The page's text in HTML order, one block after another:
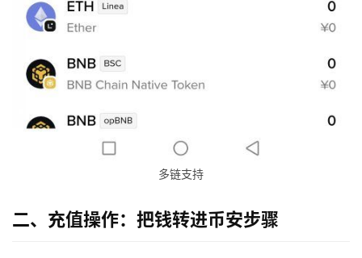
多链支持
二、充值操作：把钱转进币安步骤